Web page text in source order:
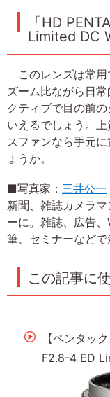
「HD
Limited DC
このレンズは常
ズーム比ながら日
クティブで目の前
いえるでしょう。
スファンなら手元
ょうか。
■写真家： 三井公一
新聞、雑誌カメラ
ーに。雑誌、広告
筆、セミナーなどで
この記事に
【ペンタッ
F2.8-4 ED